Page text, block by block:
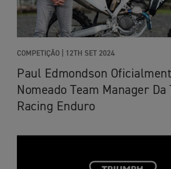
COMPETIÇÃO 12TH SET 2024
Paul Edmondson
Nomeado Team Manager
Racing Enduro